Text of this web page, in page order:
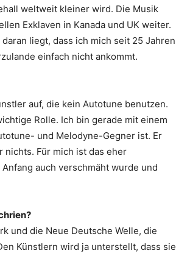
weltweit kleiner wird. Die Musik
Exklaven in Kanada und UK weiter.
liegt, dass ich mich seit 25 Jahren
einfach nicht ankommt.
auf, die kein Autotune benutzen.
Rolle. Ich bin gerade mit einem
und Melodyne-Gegner ist. Er
nichts. Für mich ist das eher
auch verschmäht wurde und
und die Neue Deutsche Welle, die
Künstlern wird ja unterstellt, dass sie